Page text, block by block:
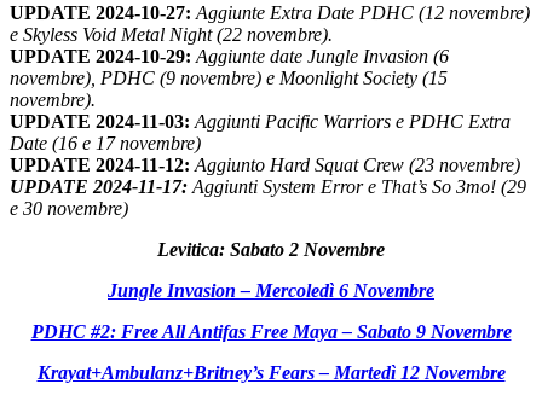
UPDATE 2024-10-27: Aggiunte Extra Date PDHC (12 novembre)
e Skyless Void Metal Night (22 novembre).
UPDATE 2024-10-29: Aggiunte date Jungle Invasion (6
novembre), PDHC (9 novembre) e Moonlight Society (15
novembre).
UPDATE 2024-11-03: Aggiunti Pacific Warriors e PDHC Extra
Date (16 e 17 novembre)
UPDATE 2024-11-12: Aggiunto Hard Squat Crew (23 novembre)
UPDATE 2024-11-17: Aggiunti System Error e That’s So 3mo! (29
e 30 novembre)
Levitica: Sabato 2 Novembre
Jungle Invasion – Mercoledì 6 Novembre
PDHC #2: Free All Antifas Free Maya – Sabato 9 Novembre
Krayat+Ambulanz+Britney’s Fears – Martedì 12 Novembre